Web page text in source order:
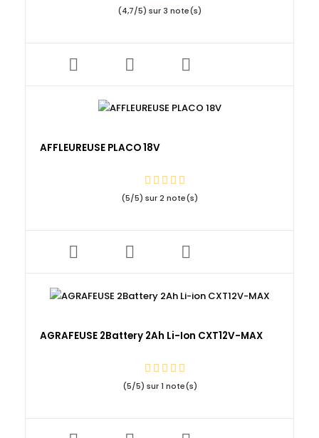
(4,7/5) sur3 note(s)
AFFLEUREUSE PLACO 18V
(5/5) sur2 note(s)
AGRAFEUSE 2Battery 2Ah Li-Ion CXT12V-MAX
(5/5) sur1 note(s)